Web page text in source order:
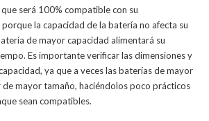
será 100% compatible con su
la capacidad de la batería no afecta su
de mayor capacidad alimentará su
Es importante verificar las dimensiones y
ya que a veces las baterías de mayor
de mayor tamaño, haciéndolos poco prácticos
sean compatibles.